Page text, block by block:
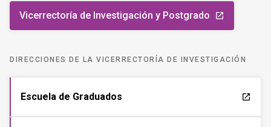
Vicerrectoría de Investigación y Postgrado launch
DIRECCIONES DE LA VICERRECTORÍA DE INVESTIGACIÓN
Escuela de Graduados launch